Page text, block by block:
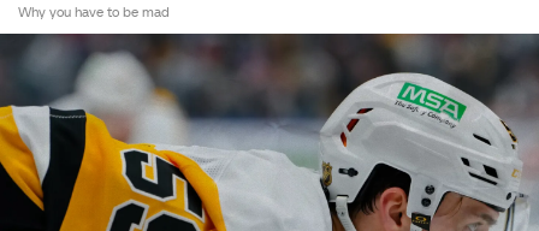
Why you have to be mad